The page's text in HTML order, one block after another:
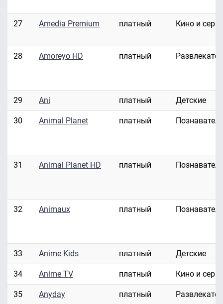
27 Amedia Premium платный Кино и
28 Amoreyo HD платный
29 Ani платный Детские
30 Animal Planet платный
31 Animal Planet HD платный
32 Animaux платный
33 Anime Kids платный Детские
34 Anime TV платный Кино и
35 Anyday платный